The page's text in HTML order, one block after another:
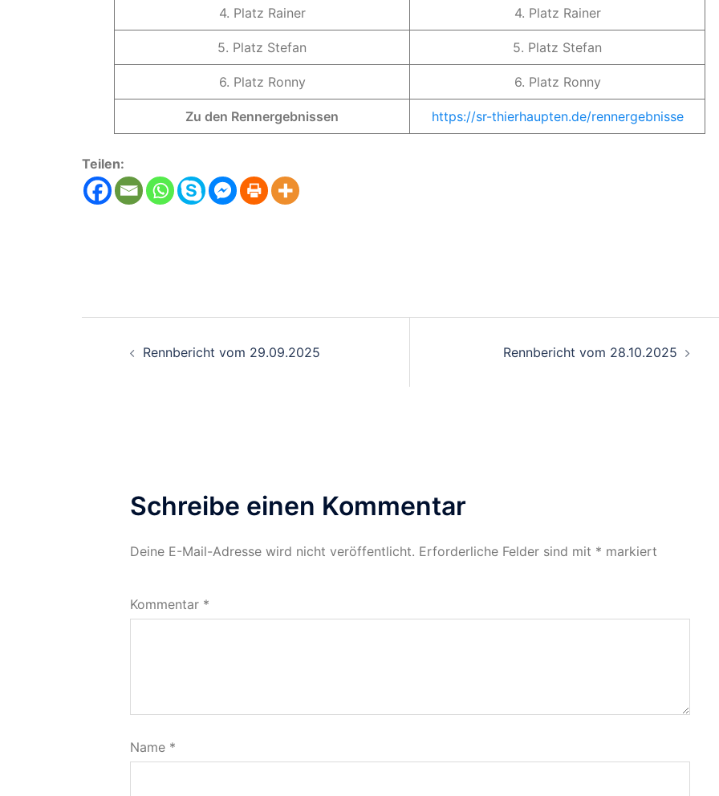
4. Platz Rainer 4. Platz Rainer
5. Platz Stefan 5. Platz Stefan
6. Platz Ronny 6. Platz Ronny
Zu den Rennergebnissen https://sr-thierhaupten.de/rennergebnisse
Teilen:
Rennbericht vom 29.09.2025 Rennbericht vom 28.10.2025
Schreibe einen Kommentar
Deine E-Mail-Adresse wird nicht veröffentlicht. Erforderliche Felder sind mit * markiert
Kommentar *
Name *